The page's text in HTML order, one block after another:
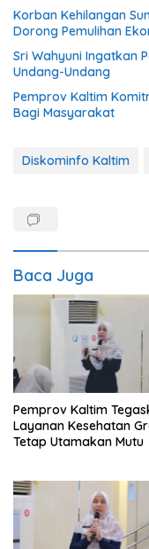
Korban Kehilangan
Dorong Pemulihan
Sri Wahyuni Ingatkan
Undang-Undang
Pemprov Kaltim
Bagi Masyarakat
Diskominfo Kaltim
Baca Juga
Pemprov Kaltim
Layanan Kesehatan
Tetap Utamakan Mutu